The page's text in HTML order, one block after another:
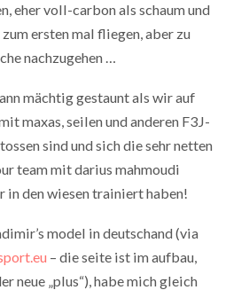
eher voll-carbon als schaum und
ersten mal fliegen, aber zu
nachzugehen …
mächtig gestaunt als wir auf
maxas, seilen und anderen F3J-
sind und sich die sehr netten
team mit darius mahmoudi
in den wiesen trainiert haben!
model in deutschand (via
– die seite ist im aufbau,
neue „plus“), habe mich gleich